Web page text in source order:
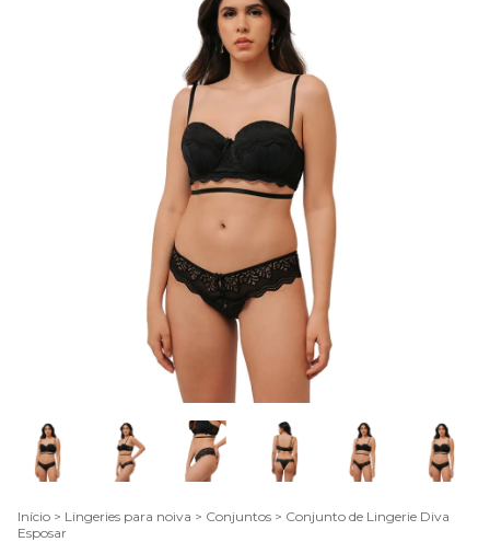
Início > Lingeries para noiva > Conjuntos > Conjunto de Lingerie Diva
Esposar